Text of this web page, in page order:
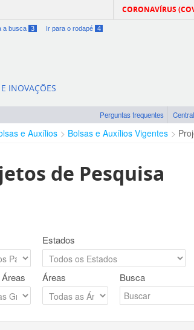
CORONAVÍRUS
a busca 3 Ir para o rodapé 4
INOVAÇÕES
Perguntas frequentes
e Auxílios Bolsas e Auxílios Vigentes
de Pesquisa
Estados
Áreas Busca